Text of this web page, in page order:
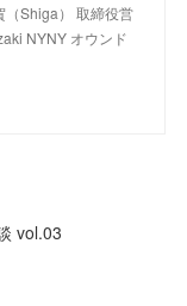
（Shiga） 取締役営
NYNY オウンド
vol.03